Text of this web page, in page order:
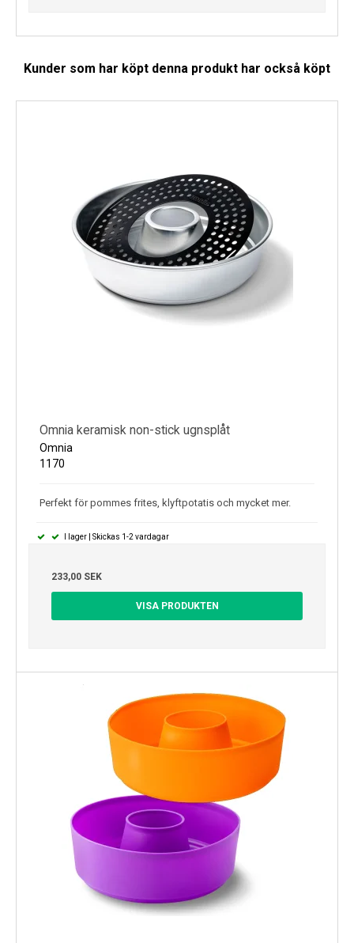
Kunder som har köpt denna produkt har också köpt
Omnia keramisk non-stick ugnsplåt
Omnia
1170
Perfekt för pommes frites, klyftpotatis och mycket mer.
I lager | Skickas 1-2 vardagar
233,00 SEK
VISA PRODUKTEN